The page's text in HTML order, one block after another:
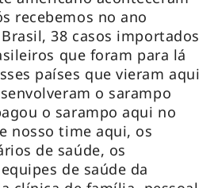
recebemos no ano
38 casos importados
que foram para lá
países que vieram aqui
o sarampo
o sarampo aqui no
nosso time aqui, os
de saúde, os
de saúde da